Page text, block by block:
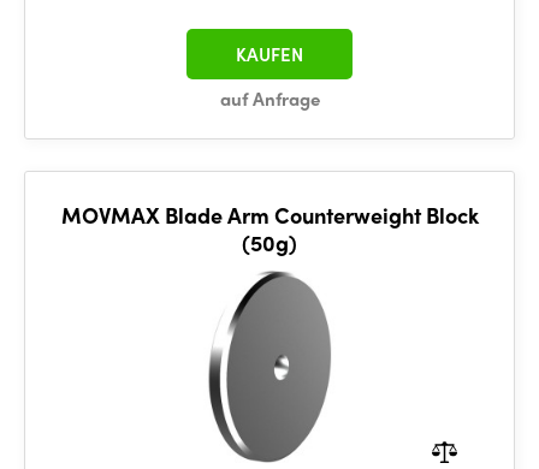
auf Anfrage
KAUFEN
MOVMAX Blade Arm Counterweight Block
(50g)